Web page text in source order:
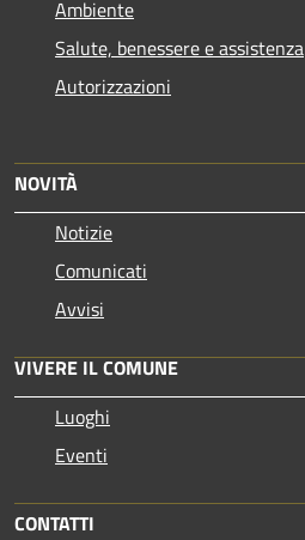
Ambiente
Salute, benessere e assistenza
Autorizzazioni
NOVITÀ
Notizie
Comunicati
Avvisi
VIVERE IL COMUNE
Luoghi
Eventi
CONTATTI